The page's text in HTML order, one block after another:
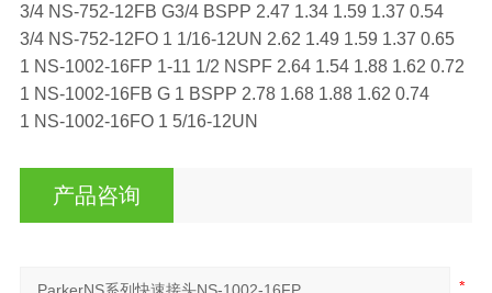
3/4 NS-752-12FB G3/4 BSPP 2.47 1.34 1.59 1.37 0.54
3/4 NS-752-12FO 1 1/16-12UN 2.62 1.49 1.59 1.37 0.65
1 NS-1002-16FP 1-11 1/2 NSPF 2.64 1.54 1.88 1.62 0.72
1 NS-1002-16FB G 1 BSPP 2.78 1.68 1.88 1.62 0.74
1 NS-1002-16FO 1 5/16-12UN
产品咨询